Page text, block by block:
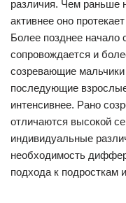
различия. Чем раньше
активнее оно
Более позднее начало
сопровождается и
созревающие
последующие
интенсивнее. Рано
отличаются высокой
индивидуальные
необходимость
подхода к подросткам